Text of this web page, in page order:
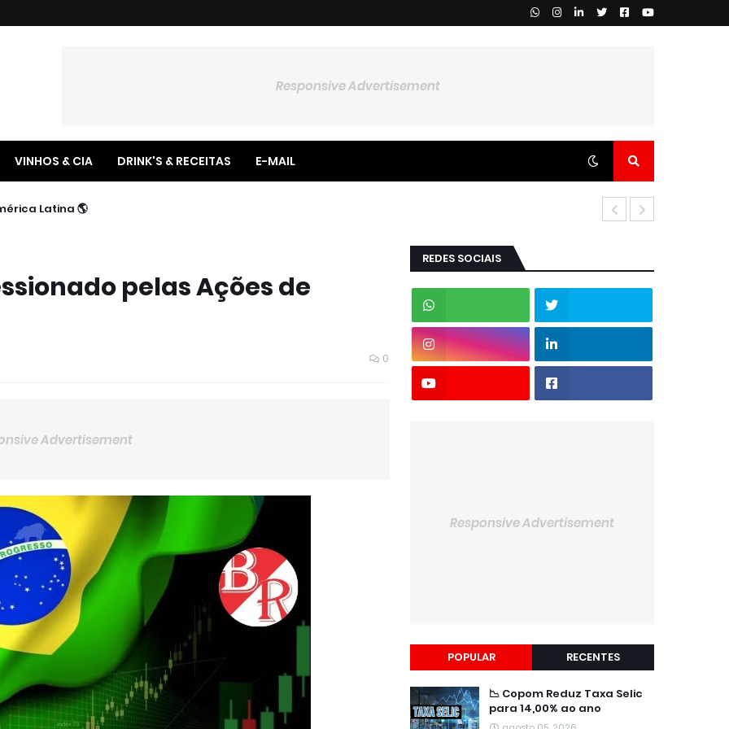
Responsive Advertisement
VINHOS & CIA DRINK'S & RECEITAS E-MAIL
🌎 BTG Pactual Amplia Presença na América Latina
pelas Ações de
0
Advertisement
REDES SOCIAIS
Responsive Advertisement
POPULAR RECENTES
📉 Copom Reduz Taxa Selic
para 14,00% ao ano